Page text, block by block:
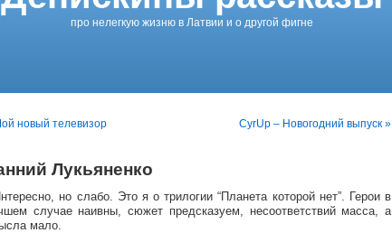
про нелегкую жизню в Латвии и о другой фигне
новый телевизор CyrUp – Новогодний выпуск »
Лукьяненко
но слабо. Это я о трилогии “Планета которой нет”. Герои в
случае наивны, сюжет предсказуем, несоответствий масса, а
мало.